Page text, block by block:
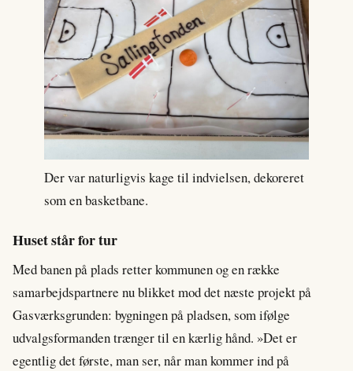
Der var naturligvis kage til indvielsen, dekoreret
som en basketbane.
Huset står for tur
Med banen på plads retter kommunen og en række
samarbejdspartnere nu blikket mod det næste projekt på
Gasværksgrunden: bygningen på pladsen, som ifølge
udvalgsformanden trænger til en kærlig hånd. »Det er
egentlig det første, man ser, når man kommer ind på